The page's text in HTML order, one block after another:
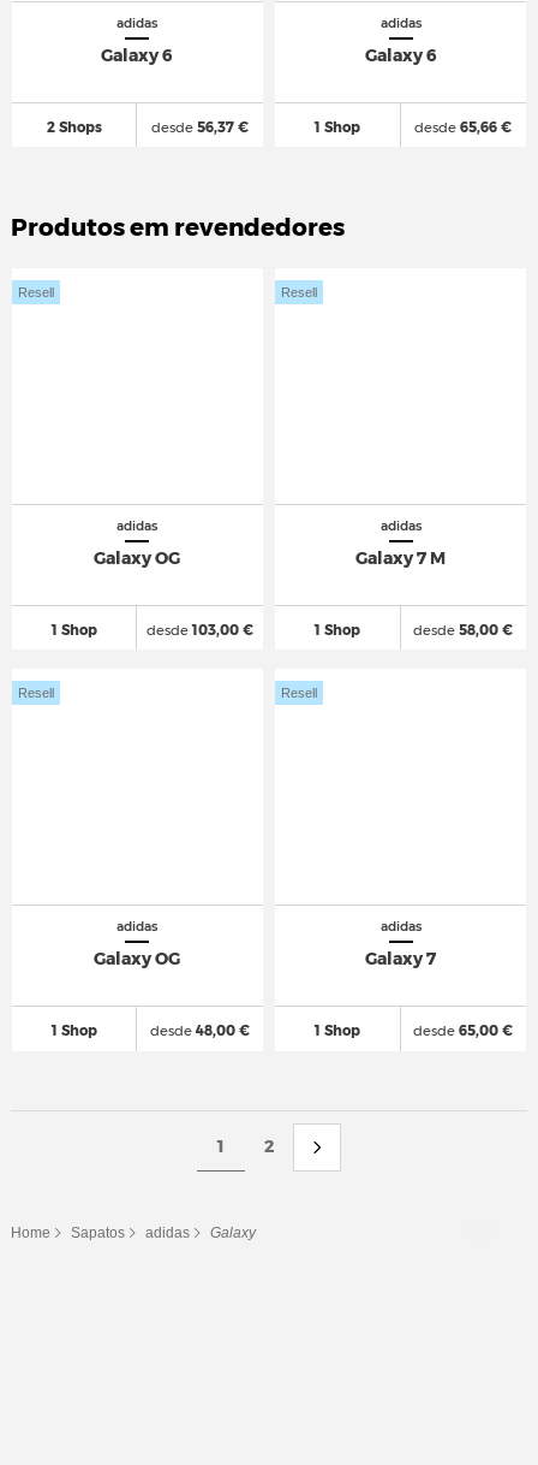
adidas
Galaxy 6
2 Shops desde56,37 €
adidas
Galaxy 6
1 Shop desde 65,66 €
Produtos em revendedores
adidas
Galaxy OG
1 Shop
Resell
desde103,00 €
adidas
Galaxy 7 M
1 Shop
Resell
desde 58,00 €
adidas
Galaxy OG
1 Shop
Resell
desde48,00 €
adidas
Galaxy 7
1 Shop
Resell
desde 65,00 €
1 2
Home Sapatos adidas Galaxy